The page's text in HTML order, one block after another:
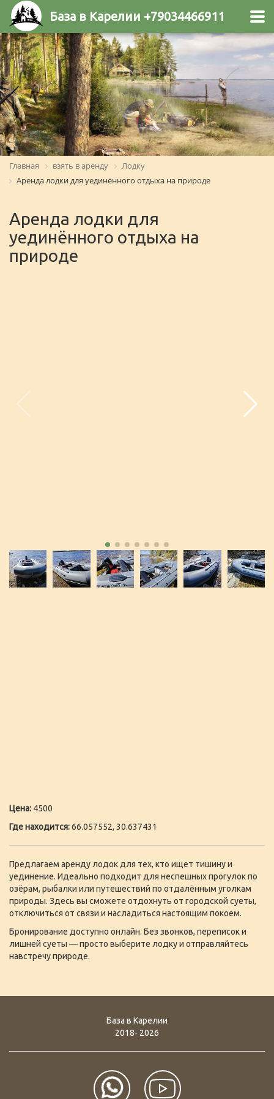
База в Карелии +79034466911
Главная взять в аренду
Лодку
Аренда лодки для уединённого отдыха на природе
Аренда лодки для
уединённого отдыха на
природе
Цена: 4500
Где находится:66.057552, 30.637431
Предлагаем аренду лодок для тех, кто ищет тишину и
уединение. Идеально подходит для неспешных прогулок по
озёрам, рыбалки или путешествий по отдалённым уголкам
природы. Здесь вы сможете отдохнуть от городской суеты,
отключиться от связи и насладиться настоящим покоем.
Бронирование доступно онлайн. Без звонков, переписок и
лишней суеты — просто выберите лодку и отправляйтесь
навстречу природе.
База в Карелии
2018- 2026